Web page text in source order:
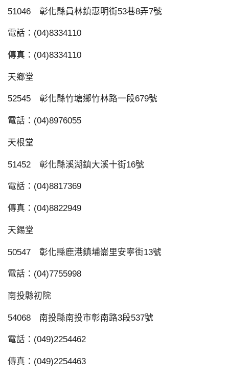
51046 彰化縣員林鎮惠明街53巷8弄7號
電話：(04)8334110
傳真：(04)8334110
天鄉堂
52545 彰化縣竹塘鄉竹林路一段679號
電話：(04)8976055
天根堂
51452 彰化縣溪湖鎮大溪十街16號
電話：(04)8817369
傳真：(04)8822949
天錫堂
50547 彰化縣鹿港鎮埔崙里安寧街13號
電話：(04)7755998
南投縣初院
54068 南投縣南投市彰南路3段537號
電話：(049)2254462
傳真：(049)2254463